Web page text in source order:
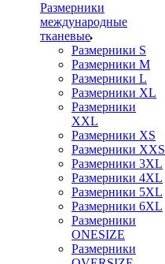
Размерники
международные
тканевые
Размерники S
Размерники M
Размерники L
Размерники XL
Размерники
XXL
Размерники XS
Размерники XXS
Размерники 3XL
Размерники 4XL
Размерники 5XL
Размерники 6XL
Размерники
ONESIZE
Размерники